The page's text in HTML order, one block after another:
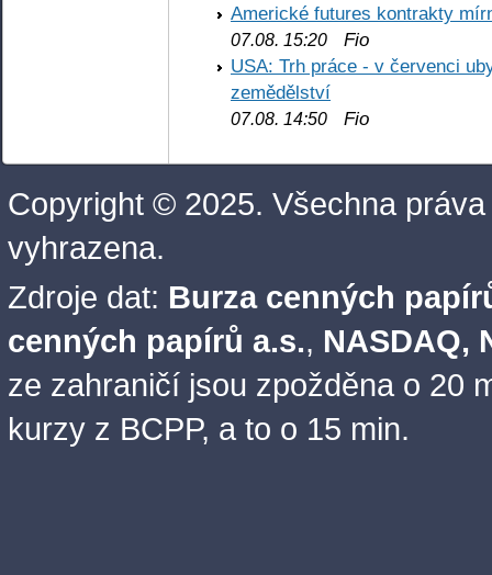
Americké futures kontrakty
07.08. 15:20 Fio
USA: Trh práce - v červenci
zemědělství
07.08. 14:50 Fio
Copyright © 2025. Všechna práva
vyhrazena.
Zdroje dat: Burza cenných
cenných papírů a.s., NASDAQ,
ze zahraničí jsou zpožděna o 20
kurzy z BCPP, a to o 15 min.